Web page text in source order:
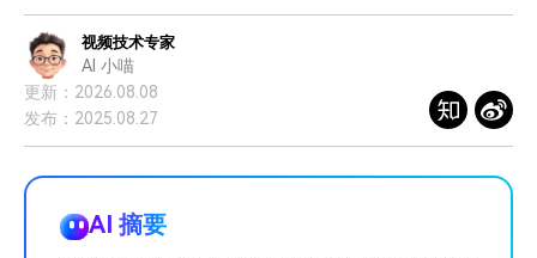
客服热线：4000-300624
声音
文本
产品信息
视频技术专家
AI 小喵
更新：2026.08.08
发布：2025.08.27
AI 摘要